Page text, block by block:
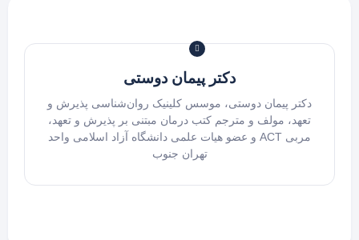
دکتر پیمان دوستی
دکتر پیمان دوستی، موسس کلینیک روان‌شناسی پذیرش و
تعهد، مولف و مترجم کتب درمان مبتنی بر پذیرش و تعهد،
مربی ACT و عضو هیات علمی دانشگاه آزاد اسلامی واحد
تهران جنوب